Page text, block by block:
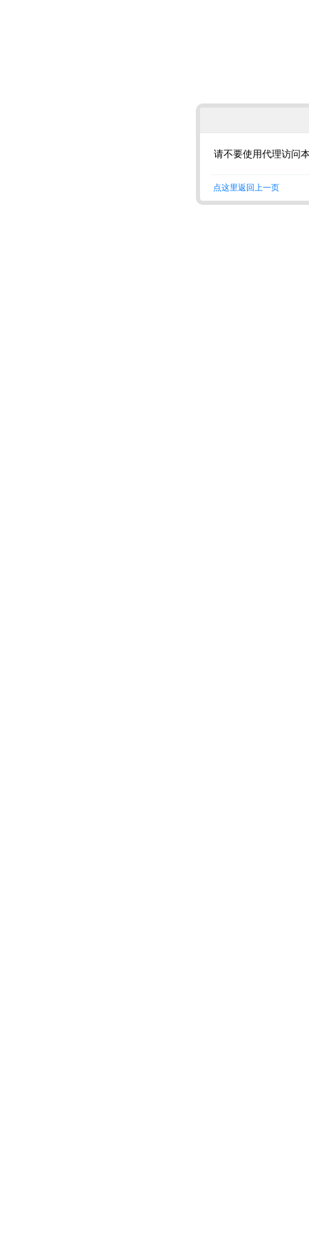
请不要使用代理访问
点这里返回上一页